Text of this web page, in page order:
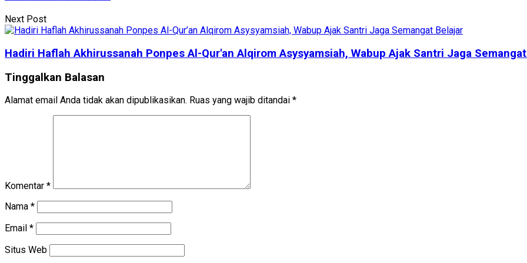
Next Post
Hadiri Haflah Akhirussanah Ponpes Al-Qur'an Alqirom Asysyamsiah, Wabup Ajak Santri Jaga
Tinggalkan Balasan
Alamat email Anda tidak akan dipublikasikan. Ruas yang wajib ditandai *
Komentar *
Nama *
Email *
Situs Web